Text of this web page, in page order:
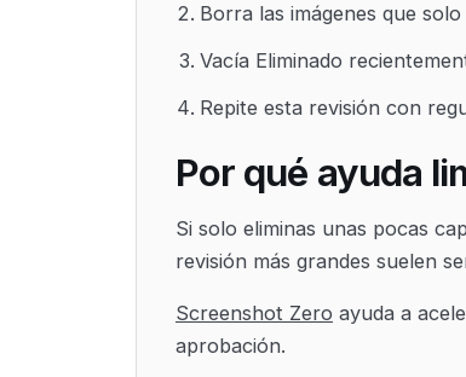
Borra las imágenes que
Vacía Eliminado
Repite esta revisión con
Por qué ayuda
Si solo eliminas unas pocas
revisión más grandes suelen
Screenshot Zero ayuda a
aprobación.